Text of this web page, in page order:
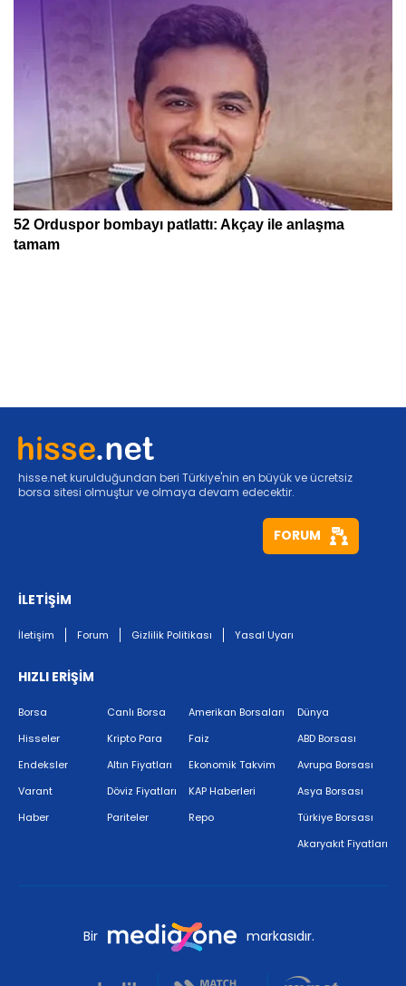
hisse.net kurulduğundan beri Türkiye'nin en büyük ve ücretsiz
borsa sitesi olmuştur ve olmaya devam edecektir.
FORUM
İLETİŞİM
İletişim Forum Gizlilik Politikası Yasal Uyarı
HIZLI ERİŞİM
Borsa
Hisseler
Endeksler
Varant
Haber
Canlı Borsa
Kripto Para
Altın Fiyatları
Döviz Fiyatları
Pariteler
Amerikan Borsaları
Faiz
Ekonomik Takvim
KAP Haberleri
Repo
Dünya
ABD Borsası
Avrupa Borsası
Asya Borsası
Türkiye Borsası
Akaryakıt Fiyatları
Bir markasıdır.